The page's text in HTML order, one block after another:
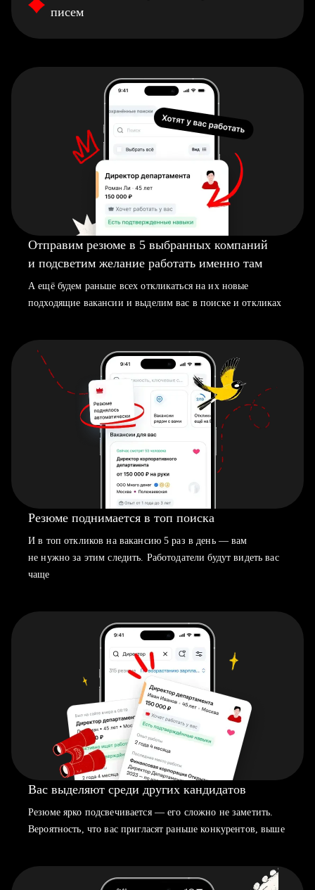
писем
Отправим резюме в 5 выбранных компаний
и подсветим желание работать именно там
А ещё будем раньше всех откликаться на их новые
подходящие вакансии и выделим вас в поиске и откликах
Резюме поднимается в топ поиска
И в топ откликов на вакансию 5 раз в день — вам
не нужно за этим следить. Работодатели будут видеть вас
чаще
Вас выделяют среди других кандидатов
Резюме ярко подсвечивается — его сложно не заметить.
Вероятность, что вас пригласят раньше конкурентов, выше